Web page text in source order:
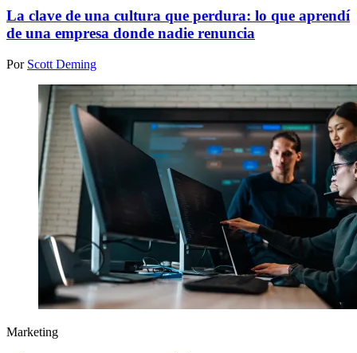
La clave de una cultura que perdura: lo que aprendí
de una empresa donde nadie renuncia
Por Scott Deming
Marketing